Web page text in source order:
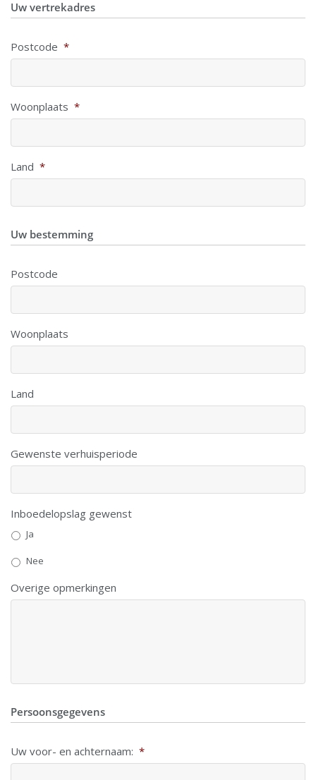
Uw vertrekadres
Postcode *
Woonplaats *
Land *
Uw bestemming
Postcode
Woonplaats
Land
Gewenste verhuisperiode
Inboedelopslag gewenst
Ja
Nee
Overige opmerkingen
Persoonsgegevens
Uw voor- en achternaam: *